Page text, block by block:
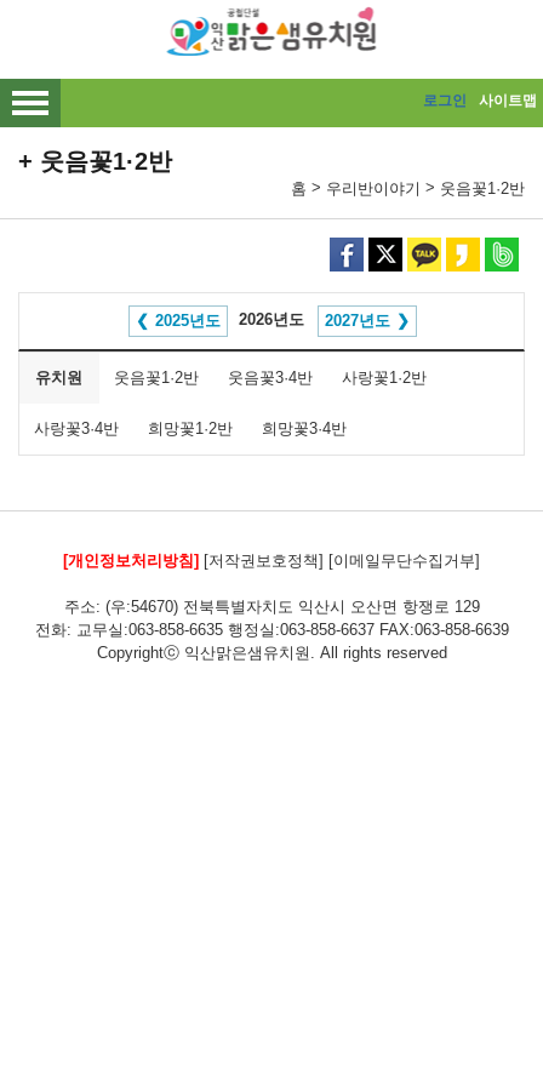
메인메뉴 바로가기
본문내용 바로가기
로그인 사이트맵
웃음꽃1·2반
홈 > 우리반이야기 > 웃음꽃1·2반
2025년도 2026년도 2027년도
유치원 웃음꽃1·2반 웃음꽃3·4반 사랑꽃1·2반
사랑꽃3·4반 희망꽃1·2반 희망꽃3·4반
[개인정보처리방침] [저작권보호정책] [이메일무단수집거부]
주소: (우:54670) 전북특별자치도 익산시 오산면 항쟁로 129
전화: 교무실:063-858-6635 행정실:063-858-6637 FAX:063-858-6639
Copyrightⓒ 익산맑은샘유치원. All rights reserved